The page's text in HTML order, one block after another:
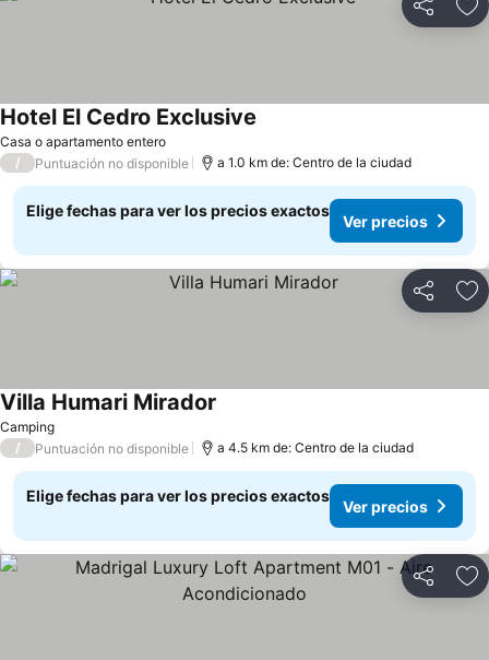
Compartir
Casa o apartamento entero
Hotel El Cedro Exclusive
/ Puntuación no disponible a 1.0 km de: Centro de la ciudad
Elige fechas para ver los precios exactos
Ver precios
Compartir
Camping
Villa Humari Mirador
/ Puntuación no disponible a 4.5 km de: Centro de la ciudad
Elige fechas para ver los precios exactos
Ver precios
Compartir